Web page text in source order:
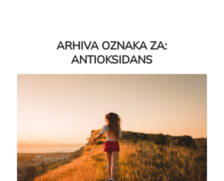
ARHIVA OZNAKA ZA:
ANTIOKSIDANS